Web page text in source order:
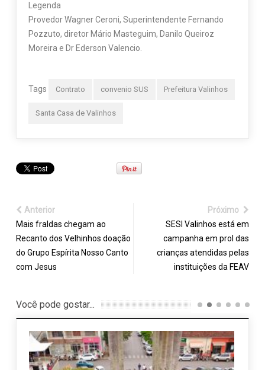
Legenda
Provedor Wagner Ceroni, Superintendente Fernando
Pozzuto, diretor Mário Masteguim, Danilo Queiroz
Moreira e Dr Ederson Valencio.
Tags Contrato convenio SUS Prefeitura Valinhos
Santa Casa de Valinhos
Anterior
Mais fraldas chegam ao
Recanto dos Velhinhos doação
do Grupo Espírita Nosso Canto
com Jesus
Próximo
SESI Valinhos está em
campanha em prol das
crianças atendidas pelas
instituições da FEAV
Você pode gostar...